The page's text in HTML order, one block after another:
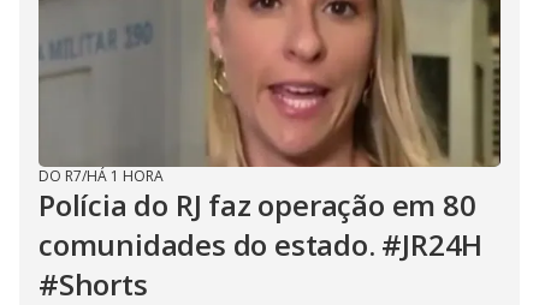
DO R7/HÁ 1 HORA
Polícia do RJ faz operação em 80
comunidades do estado. #JR24H
#Shorts